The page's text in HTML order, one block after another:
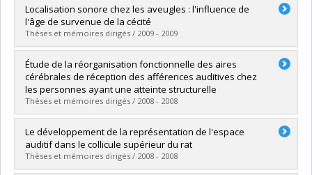
Graduate : Tremblay, Emmanuel
Cycle :Doctoral
Grade :Ph. D.
Lien vers le document dans Papyrus
Localisation sonore chez les aveugles : l'influence de
l'âge de survenue de la cécité
Thèses et mémoires dirigés / 2009 - 2009
Graduate :Voss, Patrice
Cycle :Doctoral
Grade :Ph. D.
Lien vers le document dans Papyrus
Étude de la réorganisation fonctionnelle des aires
cérébrales de réception des afférences auditives chez
les personnes ayant une atteinte structurelle
Thèses et mémoires dirigés / 2008 - 2008
Graduate :Paiement, Philippe
Cycle :Doctoral
Grade :Ph. D.
Lien vers le document dans Papyrus
Le développement de la représentation de l'espace
auditif dans le collicule supérieur du rat
Thèses et mémoires dirigés / 2008 - 2008